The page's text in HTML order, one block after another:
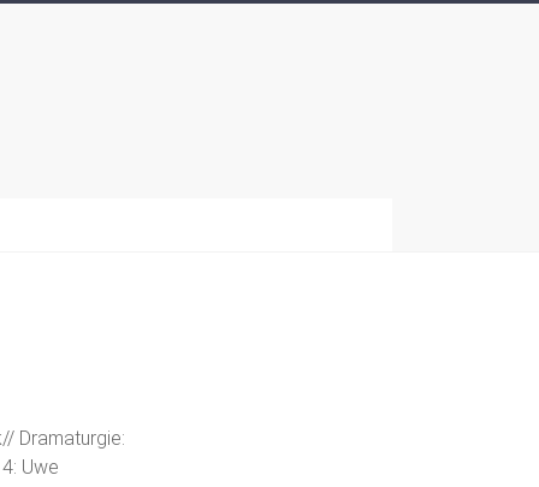
Dramaturgie:
Uwe